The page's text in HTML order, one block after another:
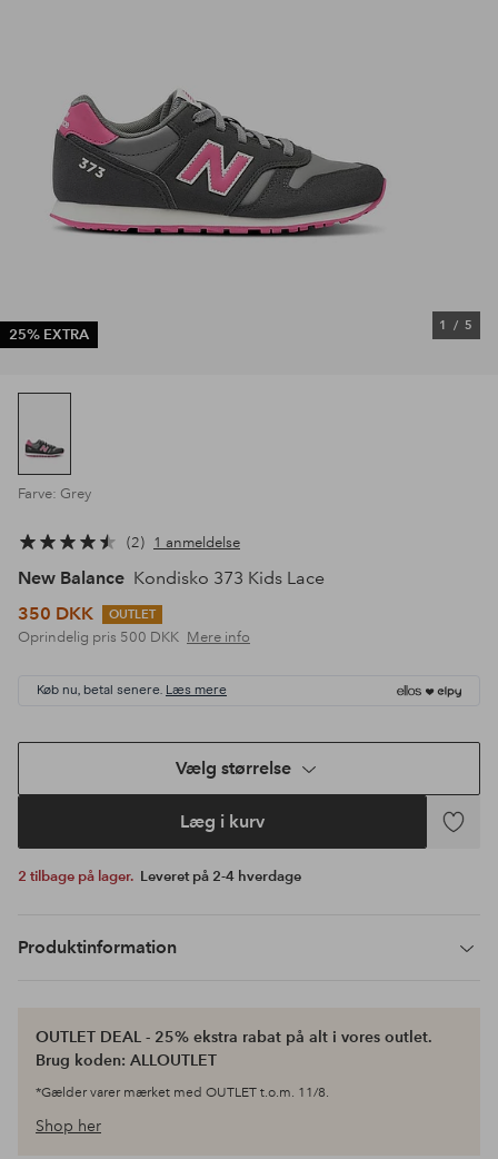
25% EXTRA
1 / 5
Farve: Grey
2 1 anmeldelse
New Balance Kondisko 373 Kids Lace
350 DKK
OUTLET
Oprindelig pris 500 DKK Mere info
Køb nu, betal senere. Læs mere
Vælg størrelse
Læg i kurv
Tilføj
2 tilbage på lager. Leveret på 2-4 hverdage
Produktinformation
OUTLET DEAL - 25% ekstra rabat på alt i vores outlet.
Brug koden: ALLOUTLET
*Gælder varer mærket med OUTLET t.o.m. 11/8.
Shop her